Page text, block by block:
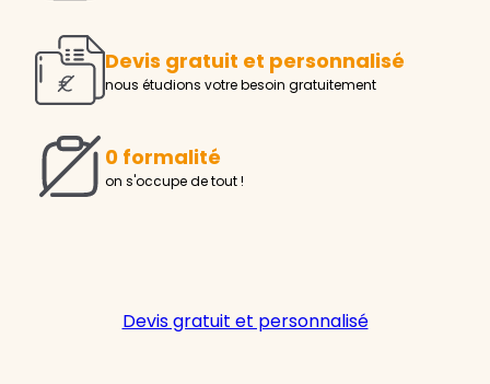
Devis gratuit et personnalisé
nous étudions votre besoin gratuitement
0 formalité
on s'occupe de tout !
Devis gratuit et personnalisé